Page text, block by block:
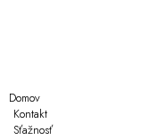
Domov
Kontakt
Sťažnosť